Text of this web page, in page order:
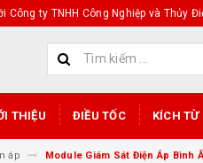
Công ty TNHH Công Nghiệp và Thủy
THIỆU ĐIỀU TỐC KÍCH TỪ
áp Module Giám Sát Điện Áp Bình